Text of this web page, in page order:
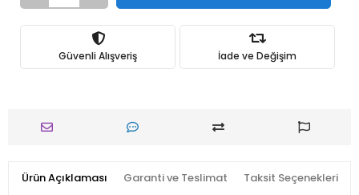
Güvenli Alışveriş İade ve Değişim
Ürün Açıklaması Garanti ve Teslimat Taksit Seçenekleri